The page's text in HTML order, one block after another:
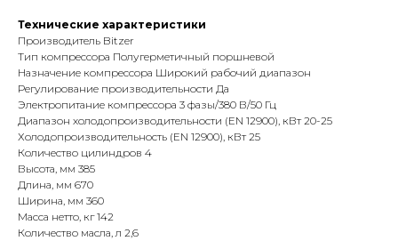
Технические характеристики
Производитель Bitzer
Тип компрессора Полугерметичный поршневой
Назначение компрессора Широкий рабочий диапазон
Регулирование производительности Да
Электропитание компрессора 3 фазы/380 В/50 Гц
Диапазон холодопроизводительности (EN 12900), кВт 20-25
Холодопроизводительность (EN 12900), кВт 25
Количество цилиндров 4
Высота, мм 385
Длина, мм 670
Ширина, мм 360
Масса нетто, кг 142
Количество масла, л 2,6